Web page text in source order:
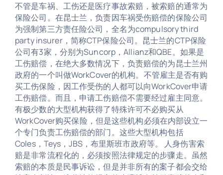
不管是车祸、工伤还是医疗事故索赔，被索赔的通常为
保险公司。在昆士兰，负责因车祸受伤赔偿的保险公司
为强制第三方责任险公司，全名为compulsory third
party insurer，简称CTP保险公司。昆士兰的CTP保险
公司有3家，分别为Suncorp，Allianz和QBE。如果是
工伤赔偿，在绝大多数情况下，负责赔偿的为昆士兰州
政府的一个叫做WorkCover的机构。不管雇主是否有购
买工伤保险，因工作受伤的人都可以向WorkCover申请
工伤赔偿。而且，申请工伤赔偿不需要经过雇主同意。
有极少数的大型机构获得了特殊许可不必购买从
WorkCover购买保险，但是这些机构必须在内部设立一
个专门负责工伤赔偿的部门。这些大型机构包括
Coles，Teys，JBS，布里斯班市政府等。 人身伤害索
赔是非常流程化的，必须按照法律规定的步骤走。虽然
索赔的本质是民事诉讼，但是并非所有的案子都会交给